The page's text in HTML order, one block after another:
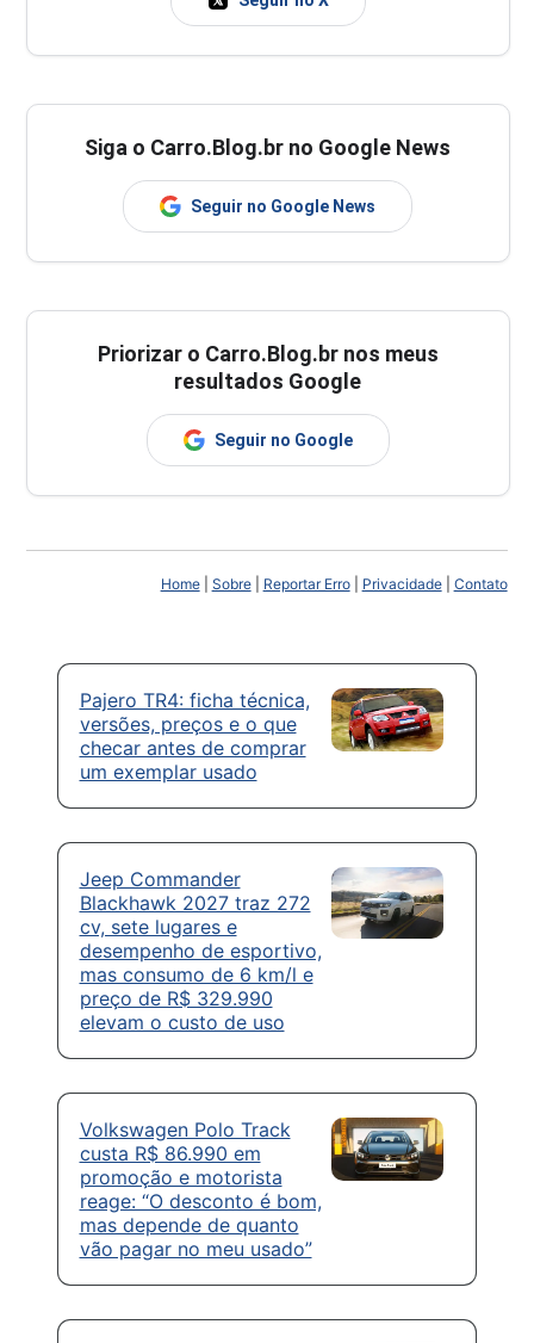
Siga o Carro.Blog.br no Google News
Seguir no Google News
Priorizar o Carro.Blog.br nos meus
resultados Google
Seguir no Google
Home| Sobre| Reportar Erro| Privacidade| Contato
Pajero TR4: ficha técnica,
versões, preços e o que
checar antes de comprar
um exemplar usado
Jeep Commander
Blackhawk 2027 traz 272
cv, sete lugares e
desempenho de esportivo,
mas consumo de 6 km/l e
preço de R$ 329.990
elevam o custo de uso
Volkswagen Polo Track
custa R$ 86.990 em
promoção e motorista
reage: “O desconto é bom,
mas depende de quanto
vão pagar no meu usado”